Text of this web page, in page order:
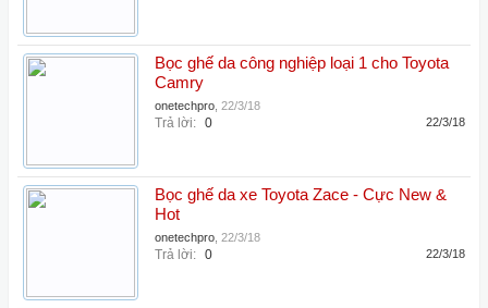
Bọc ghế da công nghiệp loại 1 cho Toyota
Camry
onetechpro 22/3/18
Trả lời: 0 22/3/18
Bọc ghế da xe Toyota Zace - Cực New &
Hot
onetechpro 22/3/18
Trả lời: 0 22/3/18